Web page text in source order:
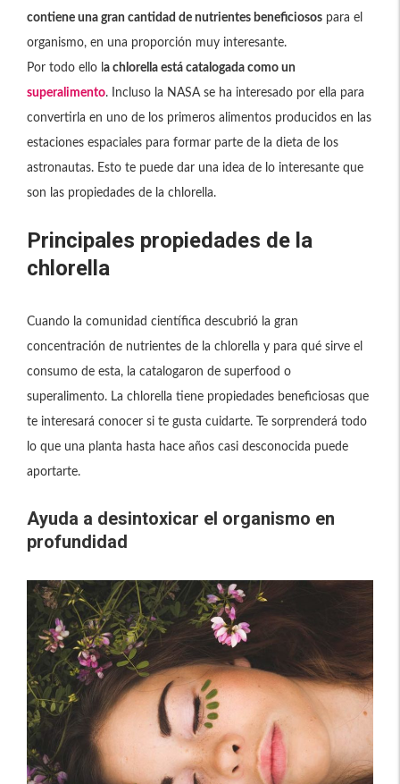
contiene una gran cantidad de nutrientes beneficiosos para el
organismo, en una proporción muy interesante.
Por todo ello l a chlorella está catalogada como un
superalimento. Incluso la NASA se ha interesado por ella para
convertirla en uno de los primeros alimentos producidos en las
estaciones espaciales para formar parte de la dieta de los
astronautas. Esto te puede dar una idea de lo interesante que
son las propiedades de la chlorella.
Principales propiedades de la
chlorella
Cuando la comunidad científica descubrió la gran
concentración de nutrientes de la chlorella y para qué sirve el
consumo de esta, la catalogaron de superfood o
superalimento. La chlorella tiene propiedades beneficiosas que
te interesará conocer si te gusta cuidarte. Te sorprenderá todo
lo que una planta hasta hace años casi desconocida puede
aportarte.
Ayuda a desintoxicar el organismo en
profundidad